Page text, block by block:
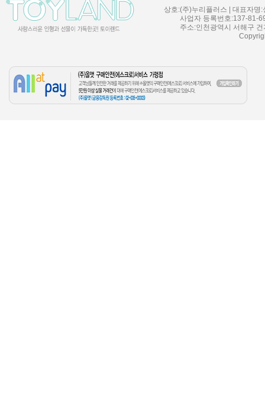
상호:(주)누리플러스 | 대표자명
사업자 등록번호:137-81-
주소:인천광역시 서해구